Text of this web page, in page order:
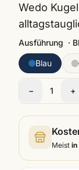
Wedo
Ausführung ·
Blau
− 1 +
Meist in